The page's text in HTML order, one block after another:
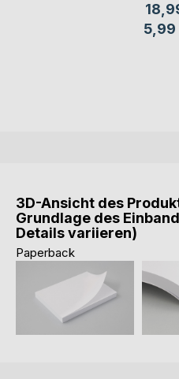
5,99
3D-Ansicht des
Grundlage des
Details variieren)
Paperback